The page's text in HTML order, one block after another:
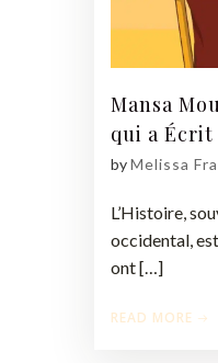
Mansa
qui a
byMelissa
L’Histoire,
occidental,
ont […]
READ MORE